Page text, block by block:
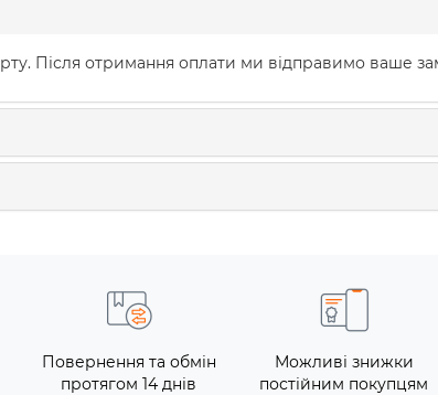
Після отримання оплати ми відправимо ваше
Повернення та обмін
протягом 14 днів
Можливі знижки
постійним покупцям